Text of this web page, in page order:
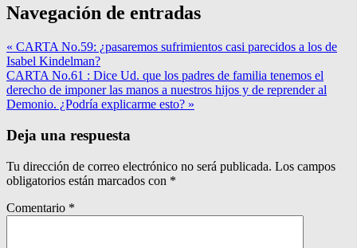
Navegación de entradas
« CARTA No.59: ¿pasaremos sufrimientos casi parecidos a los de
Isabel Kindelman?
CARTA No.61 : Dice Ud. que los padres de familia tenemos el
derecho de imponer las manos a nuestros hijos y de reprender al
Demonio. ¿Podría explicarme esto? »
Deja una respuesta
Tu dirección de correo electrónico no será publicada. Los campos
obligatorios están marcados con *
Comentario *